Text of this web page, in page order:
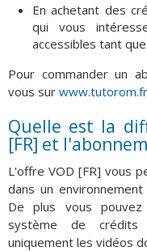
En achetant des
qui vous
accessibles tant
Pour commander un
vous sur
Quelle est la
[FR] et
L'offre VOD [FR] vous
dans un
De plus vous
système de crédits
uniquement les vidéos